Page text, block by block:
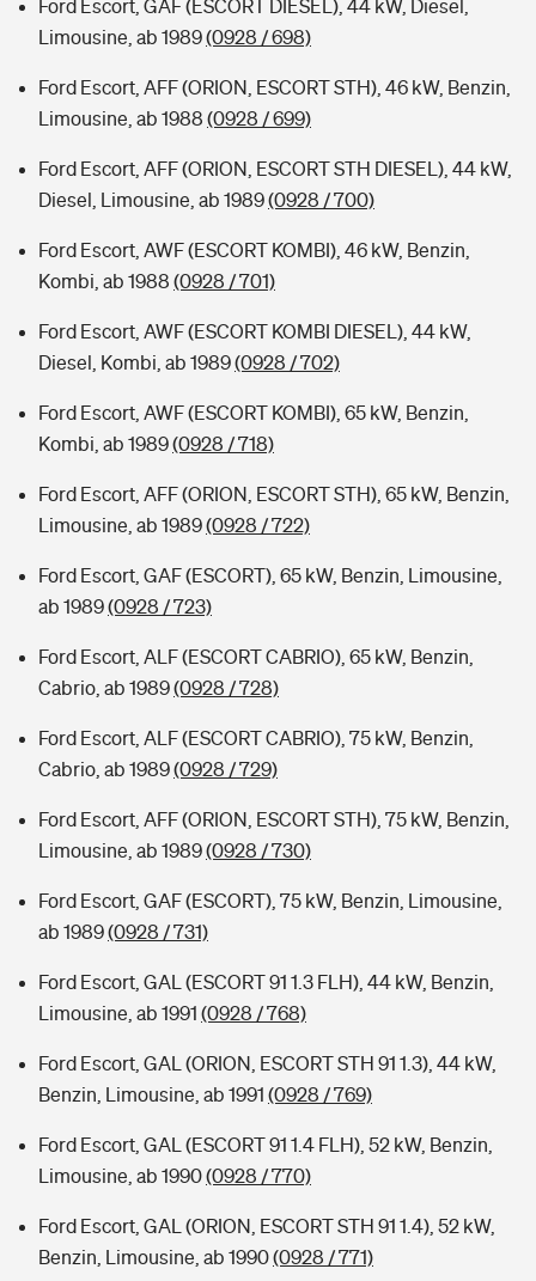
Ford Escort, GAF (ESCORT DIESEL), 44 kW, Diesel,
Limousine, ab 1989(0928 / 698)
Ford Escort, AFF (ORION, ESCORT STH), 46 kW, Benzin,
Limousine, ab 1988 (0928 / 699)
Ford Escort, AFF (ORION, ESCORT STH DIESEL), 44 kW,
Diesel, Limousine, ab 1989(0928 / 700)
Ford Escort, AWF (ESCORT KOMBI), 46 kW, Benzin,
Kombi, ab 1988 (0928 / 701)
Ford Escort, AWF (ESCORT KOMBI DIESEL), 44 kW,
Diesel, Kombi, ab 1989(0928 / 702)
Ford Escort, AWF (ESCORT KOMBI), 65 kW, Benzin,
Kombi, ab 1989(0928 / 718)
Ford Escort, AFF (ORION, ESCORT STH), 65 kW, Benzin,
Limousine, ab 1989(0928 / 722)
Ford Escort, GAF (ESCORT), 65 kW, Benzin, Limousine,
ab 1989(0928 / 723)
Ford Escort, ALF (ESCORT CABRIO), 65 kW, Benzin,
Cabrio, ab 1989(0928 / 728)
Ford Escort, ALF (ESCORT CABRIO), 75 kW, Benzin,
Cabrio, ab 1989(0928 / 729)
Ford Escort, AFF (ORION, ESCORT STH), 75 kW, Benzin,
Limousine, ab 1989(0928 / 730)
Ford Escort, GAF (ESCORT), 75 kW, Benzin, Limousine,
ab 1989(0928 / 731)
Ford Escort, GAL (ESCORT 91 1.3 FLH), 44 kW, Benzin,
Limousine, ab 1991 (0928 / 768)
Ford Escort, GAL (ORION, ESCORT STH 91 1.3), 44 kW,
Benzin, Limousine, ab 1991 (0928 / 769)
Ford Escort, GAL (ESCORT 91 1.4 FLH), 52 kW, Benzin,
Limousine, ab 1990(0928 / 770)
Ford Escort, GAL (ORION, ESCORT STH 91 1.4), 52 kW,
Benzin, Limousine, ab 1990(0928 / 771)